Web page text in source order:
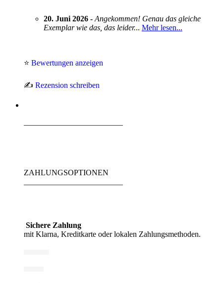
20. Juni 2026 - Angekommen! Genau das gleiche
Exemplar wie das, das leider... Mehr lesen...
⭐ Bewertungen anzeigen
✍️ Rezension schreiben
ZAHLUNGSOPTIONEN
Sichere Zahlung
mit Klarna, Kreditkarte oder lokalen Zahlungsmethoden.